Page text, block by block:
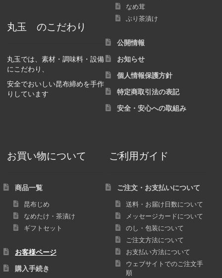
丸玉 のこだわり
丸玉では、素材・調味料・設備
にこだわり、
安全でおいしい昆布締めを手作
りしています
なめ茸
ぶり茶漬け
公開情報
お知らせ
個人情報保護方針
特定商取引法の表記
安全・安心への取組み
お買い物について
商品一覧
昆布じめ
なめたけ・茶漬け
ギフトセット
お客様ページ
購入手続き
ご利用ガイド
ご注文・お支払いについて
送料・お届け日数について
メッセージカードについて
のし・包装について
ご注文方法について
お支払い方法について
ウェブサイトでのご注文手
順